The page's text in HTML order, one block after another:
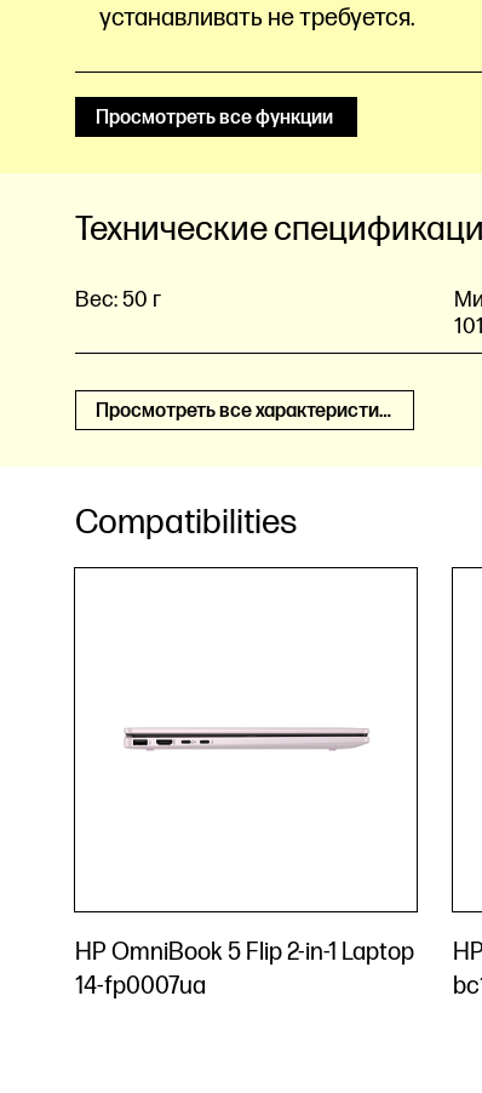
устанавливать не требуется.
Просмотреть все функции
Технические
Вес:50 г
Просмотреть все характеристики
Compatibilities
HP OmniBook 5 Flip 2-in-1 Laptop
14-fp0007ua